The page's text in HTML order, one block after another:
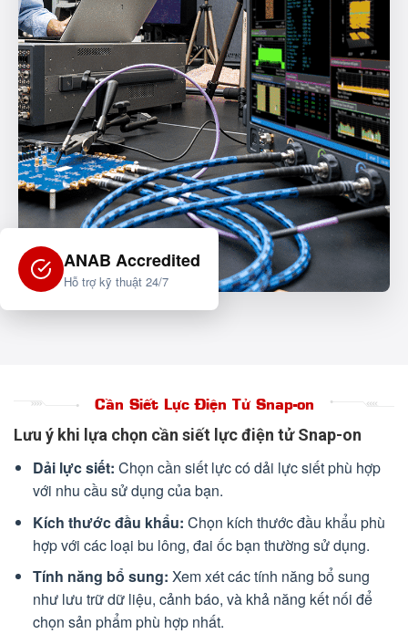
ANAB Accredited
Hỗ trợ kỹ thuật 24/7
Cần Siết Lực Điện Tử Snap-on
Lưu ý khi lựa chọn cần siết lực điện tử Snap-on
Dải lực siết: Chọn cần siết lực có dải lực siết phù hợp
với nhu cầu sử dụng của bạn.
Kích thước đầu khẩu: Chọn kích thước đầu khẩu phù
hợp với các loại bu lông, đai ốc bạn thường sử dụng.
Tính năng bổ sung: Xem xét các tính năng bổ sung
như lưu trữ dữ liệu, cảnh báo, và khả năng kết nối để
chọn sản phẩm phù hợp nhất.